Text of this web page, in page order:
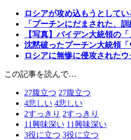
ロシアが攻め込もうとして
「プーチンにだまされた、
【写真】バイデン大統領の「
沈黙破ったプーチン大統領
ロシアに無惨に侵攻された
この記事を読んで…
27腹立つ 27腹立つ
4悲しい 4悲しい
2すっきり 2すっきり
11興味深い 11興味深い
3役に立つ 3役に立つ